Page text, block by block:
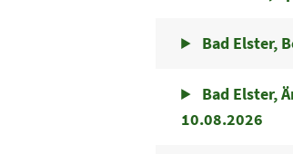
Bad Elster,
Bad Elster,
10.08.2026